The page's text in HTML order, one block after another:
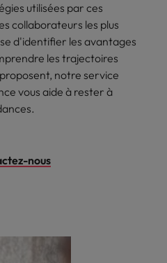
utilisées par ces
collaborateurs les plus
d'identifier les avantages
les trajectoires
notre service
vous aide à rester à
nous